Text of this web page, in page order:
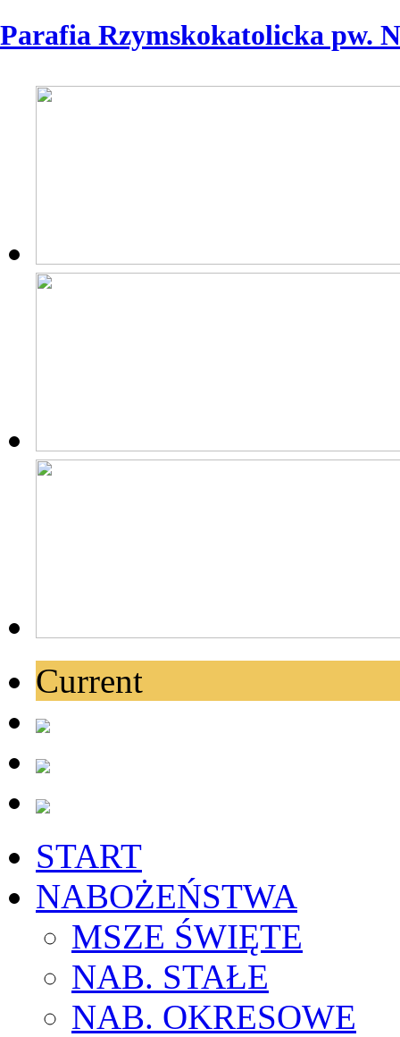
Parafia Rzymskokatolicka pw.
Current
START
NABOŻEŃSTWA
MSZE ŚWIĘTE
NAB. STAŁE
NAB. OKRESOWE